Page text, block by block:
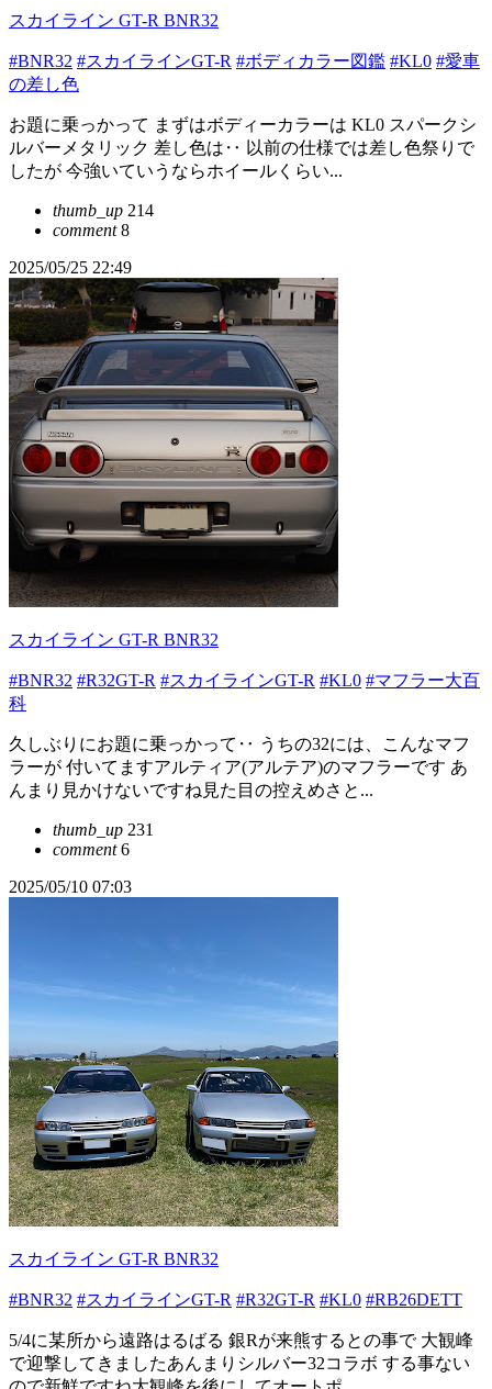
スカイライン GT-R BNR32
#BNR32 #スカイラインGT-R #ボディカラー図鑑 #KL0 #愛車
の差し色
お題に乗っかって まずはボディーカラーは KL0 スパークシ
ルバーメタリック 差し色は‥ 以前の仕様では差し色祭りで
したが 今強いていうならホイールくらい...
thumb_up 214
comment8
2025/05/25 22:49
スカイライン GT-R BNR32
#BNR32 #R32GT-R #スカイラインGT-R #KL0 #マフラー大百
科
久しぶりにお題に乗っかって‥ うちの32には、こんなマフ
ラーが 付いてますアルティア(アルテア)のマフラーです あ
んまり見かけないですね見た目の控えめさと...
thumb_up 231
comment6
2025/05/10 07:03
スカイライン GT-R BNR32
#BNR32 #スカイラインGT-R #R32GT-R #KL0 #RB26DETT
5/4に某所から遠路はるばる 銀Rが来熊するとの事で 大観峰
で迎撃してきましたあんまりシルバー32コラボ する事ない